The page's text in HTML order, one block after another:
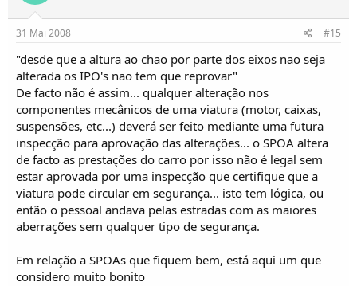
31 Mai 2008 #15
"desde que a altura ao chao por parte dos eixos nao seja
alterada os IPO's nao tem que reprovar"
De facto não é assim... qualquer alteração nos
componentes mecânicos de uma viatura (motor, caixas,
suspensões, etc...) deverá ser feito mediante uma futura
inspecção para aprovação das alterações... o SPOA altera
de facto as prestações do carro por isso não é legal sem
estar aprovada por uma inspecção que certifique que a
viatura pode circular em segurança... isto tem lógica, ou
então o pessoal andava pelas estradas com as maiores
aberrações sem qualquer tipo de segurança.
Em relação a SPOAs que fiquem bem, está aqui um que
considero muito bonito